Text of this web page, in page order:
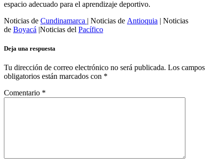
espacio adecuado para el aprendizaje deportivo.
Noticias de Cundinamarca | Noticias de Antioquia | Noticias
de Boyacá |Noticias del Pacífico
Deja una respuesta
Tu dirección de correo electrónico no será publicada. Los campos
obligatorios están marcados con *
Comentario *